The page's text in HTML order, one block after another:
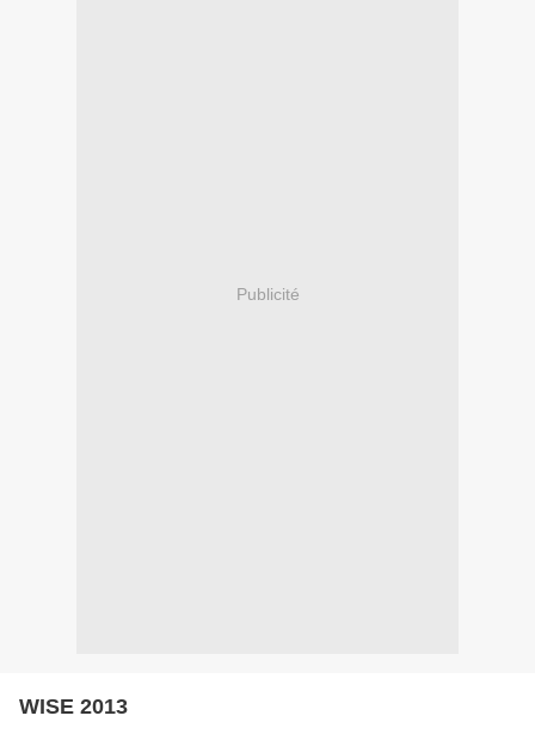
Publicité
WISE 2013